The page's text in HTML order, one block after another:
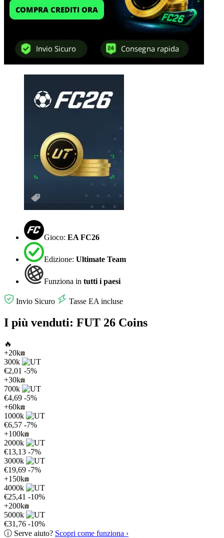
Gioco: EA FC26
Edizione: Ultimate Team
Funziona in tutti i paesi
Invio Sicuro Tasse EA incluse
I più venduti: FUT 26 Coins
🔥
+20k
300k
€2,01 -5%
+30k
700k
€4,69 -5%
+60k
1000k
€6,57 -7%
+100k
2000k
€13,13 -7%
3000k
€19,69 -7%
+150k
4000k
€25,41 -10%
+200k
5000k
€31,76 -10%
ⓘ Serve aiuto? Scopri come funziona ›